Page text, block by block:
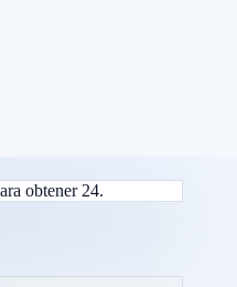
obtener 24.